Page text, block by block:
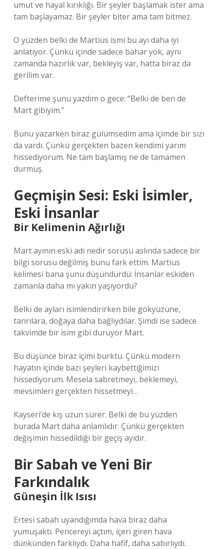
umut ve hayal kırıklığı. Bir şeyler başlamak ister ama
tam başlayamaz. Bir şeyler biter ama tam bitmez.
O yüzden belki de Martius ismi bu ayı daha iyi
anlatıyor. Çünkü içinde sadece bahar yok, aynı
zamanda hazırlık var, bekleyiş var, hatta biraz da
gerilim var.
Defterime şunu yazdım o gece: “Belki de ben de
Mart gibiyim.”
Bunu yazarken biraz gülümsedim ama içimde bir sızı
da vardı. Çünkü gerçekten bazen kendimi yarım
hissediyorum. Ne tam başlamış ne de tamamen
durmuş.
Geçmişin Sesi: Eski İsimler,
Eski İnsanlar
Bir Kelimenin Ağırlığı
Mart ayının eski adı nedir sorusu aslında sadece bir
bilgi sorusu değilmiş bunu fark ettim. Martius
kelimesi bana şunu düşündürdü: İnsanlar eskiden
zamanla daha mı yakın yaşıyordu?
Belki de ayları isimlendirirken bile gökyüzüne,
tanrılara, doğaya daha bağlıydılar. Şimdi ise sadece
takvimde bir isim gibi duruyor Mart.
Bu düşünce biraz içimi burktu. Çünkü modern
hayatın içinde bazı şeyleri kaybettiğimizi
hissediyorum. Mesela sabretmeyi, beklemeyi,
mevsimleri gerçekten hissetmeyi…
Kayseri’de kış uzun sürer. Belki de bu yüzden
burada Mart daha anlamlıdır. Çünkü gerçekten
değişimin hissedildiği bir geçiş ayıdır.
Bir Sabah ve Yeni Bir
Farkındalık
Güneşin İlk Isısı
Ertesi sabah uyandığımda hava biraz daha
yumuşaktı. Pencereyi açtım, içeri giren hava
dünkünden farklıydı. Daha hafif, daha sabırlıydı.